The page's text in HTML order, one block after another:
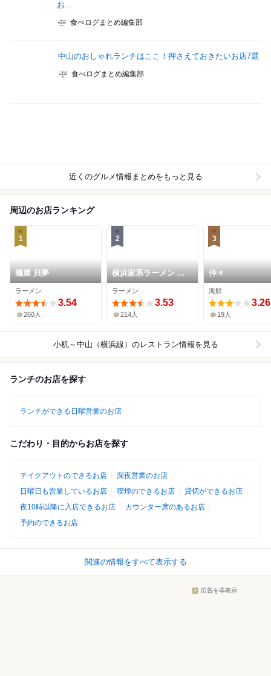
お...
食べログまとめ編集部
中山のおしゃれランチはここ！押さえておきたいお店7選
食べログまとめ編集部
近くのグルメ情報まとめをもっと見る
周辺のお店ランキング
1
麺屋 貝夢
ラーメン
3.54
260人
2
横浜家系ラーメン 黄
金家 鴨居店
ラーメン
3.53
214人
3
仲々
海鮮
3.26
19人
小机～中山（横浜線） のレストラン情報を見る
ランチのお店を探す
ランチができる日曜営業のお店
こだわり・目的からお店を探す
テイクアウトのできるお店
深夜営業のお店
日曜日も営業しているお店
喫煙のできるお店
貸切ができるお店
夜10時以降に入店できるお店
カウンター席のあるお店
予約のできるお店
関連の情報をすべて表示する
広告を非表示